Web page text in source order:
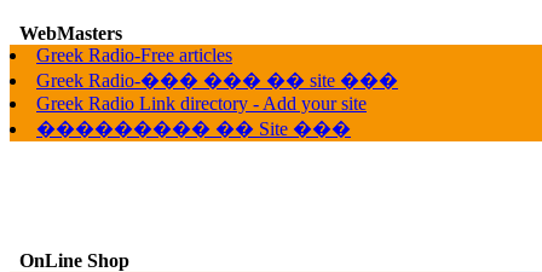
WebMasters
Greek Radio-Free articles
Greek Radio-��� ��� �� site ���
Greek Radio Link directory - Add your site
��������� �� Site ���
OnLine Shop